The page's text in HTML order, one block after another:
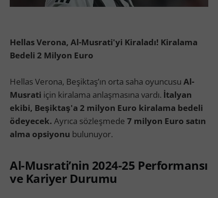
Hellas Verona, Al-Musrati'yi Kiraladı! Kiralama
Bedeli 2 Milyon Euro
Hellas Verona, Beşiktaş’ın orta saha oyuncusu Al-
Musrati için kiralama anlaşmasına vardı. İtalyan
ekibi, Beşiktaş'a 2 milyon Euro kiralama bedeli
ödeyecek. Ayrıca sözleşmede 7 milyon Euro satın
alma opsiyonu bulunuyor.
Al-Musrati’nin 2024-25 Performansı
ve Kariyer Durumu